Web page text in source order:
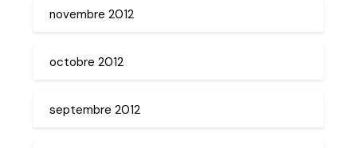
novembre 2012
octobre 2012
septembre 2012